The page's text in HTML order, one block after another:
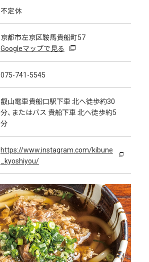
不定休
京都市左京区鞍馬貴船町57
Googleマップで見る
075-741-5545
叡山電車貴船口駅下車 北へ徒歩約30
分、またはバス 貴船下車 北へ徒歩約5
分
https://www.instagram.com/kibune
_kyoshiyou/